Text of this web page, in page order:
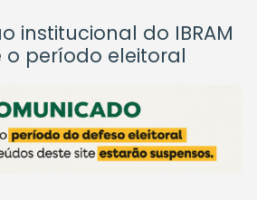
institucional do IBRAM
período eleitoral